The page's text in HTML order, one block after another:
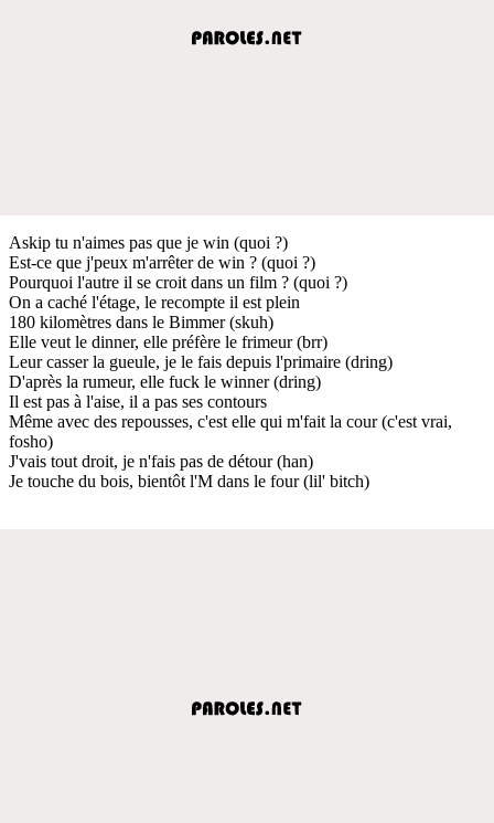
Askip tu n'aimes pas que je win (quoi ?)
Est-ce que j'peux m'arrêter de win ? (quoi ?)
Pourquoi l'autre il se croit dans un film ? (quoi ?)
On a caché l'étage, le recompte il est plein
180 kilomètres dans le Bimmer (skuh)
Elle veut le dinner, elle préfère le frimeur (brr)
Leur casser la gueule, je le fais depuis l'primaire (dring)
D'après la rumeur, elle fuck le winner (dring)
Il est pas à l'aise, il a pas ses contours
Même avec des repousses, c'est elle qui m'fait la cour (c'est vrai,
fosho)
J'vais tout droit, je n'fais pas de détour (han)
Je touche du bois, bientôt l'M dans le four (lil' bitch)